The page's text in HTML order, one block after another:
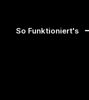
So Funktioniert's